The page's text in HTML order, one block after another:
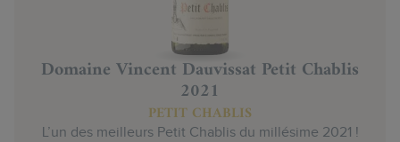
Domaine Vincent Dauvissat Petit Chablis
2021
PETIT CHABLIS
L’un des meilleurs Petit Chablis du millésime 2021 !